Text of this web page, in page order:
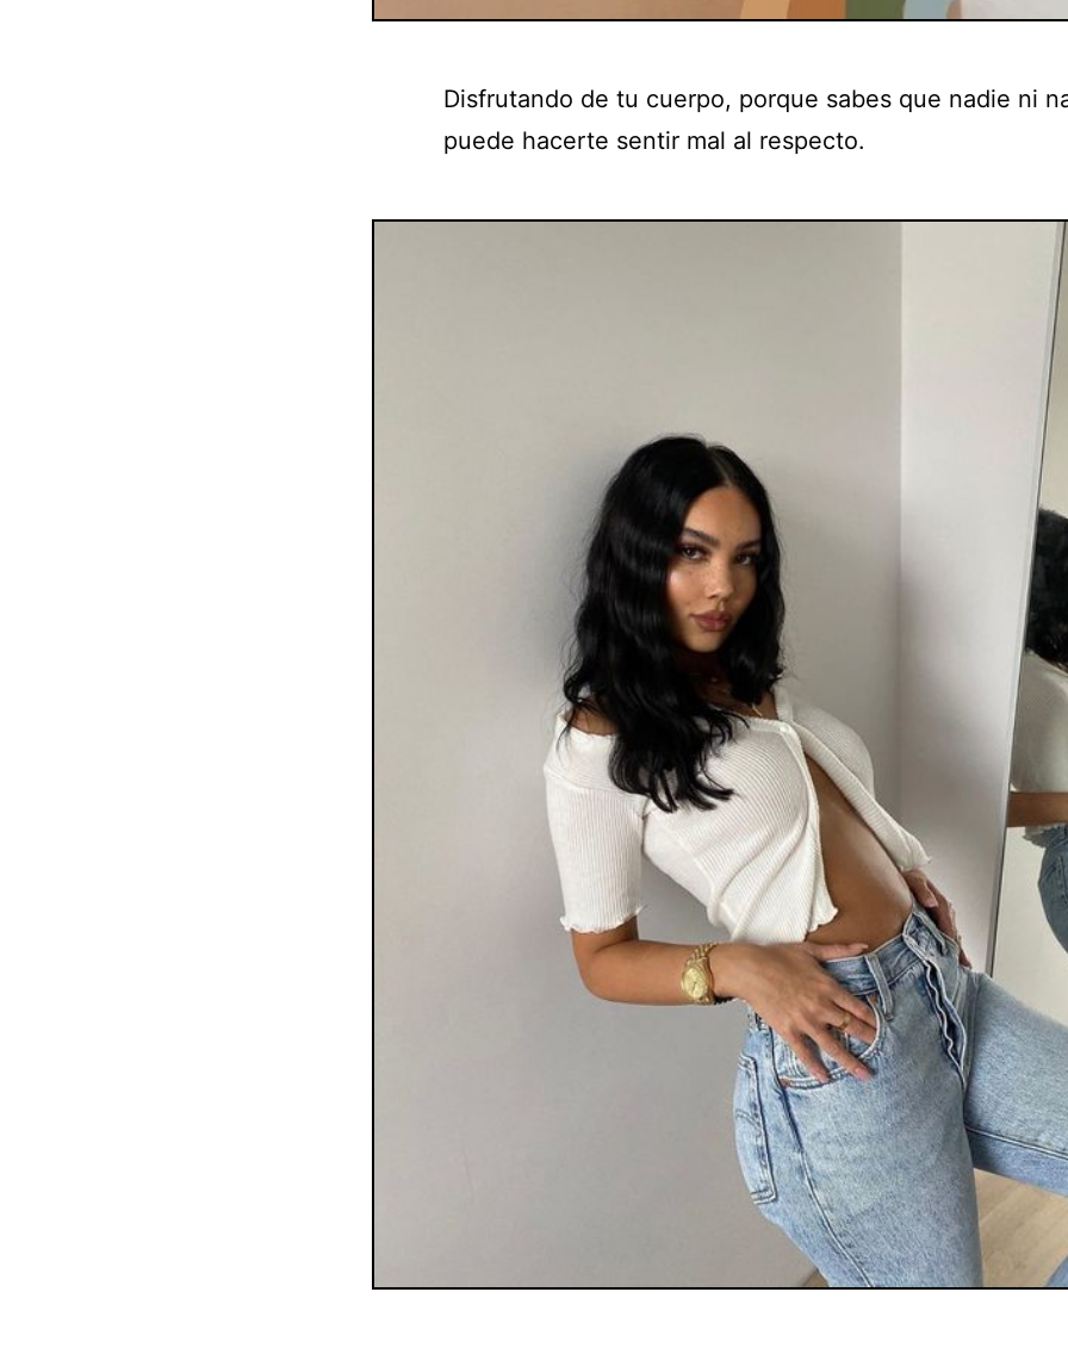
Disfrutando de tu cuerpo, porque sabes que nadie ni
puede hacerte sentir mal al respecto.